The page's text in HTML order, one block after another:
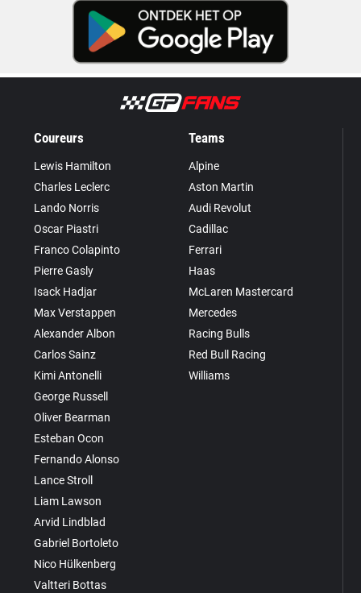
Coureurs
Lewis Hamilton
Charles Leclerc
Lando Norris
Oscar Piastri
Franco Colapinto
Pierre Gasly
Isack Hadjar
Max Verstappen
Alexander Albon
Carlos Sainz
Kimi Antonelli
George Russell
Oliver Bearman
Esteban Ocon
Fernando Alonso
Lance Stroll
Liam Lawson
Arvid Lindblad
Gabriel Bortoleto
Nico Hülkenberg
Valtteri Bottas
Teams
Alpine
Aston Martin
Audi Revolut
Cadillac
Ferrari
Haas
McLaren Mastercard
Mercedes
Racing Bulls
Red Bull Racing
Williams